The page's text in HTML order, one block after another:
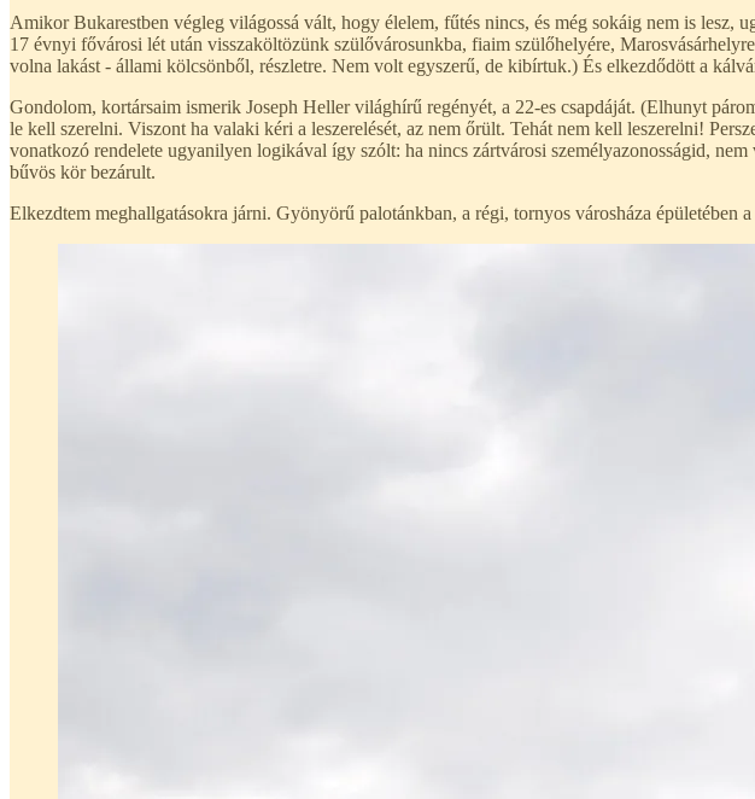
Amikor Bukarestben végleg világossá vált, hogy élelem, fűtés nincs, és még sokáig nem is lesz,
17 évnyi fővárosi lét után visszaköltözünk szülővárosunkba, fiaim szülőhelyére,
volna lakást - állami kölcsönből, részletre. Nem volt egyszerű, de kibírtuk.) És elkezdődött a
Gondolom, kortársaim ismerik Joseph Heller világhírű regényét, a 22-es csapdáját. (Elhunyt
le kell szerelni. Viszont ha valaki kéri a leszerelését, az nem őrült. Tehát nem kell leszerelni!
vonatkozó rendelete ugyanilyen logikával így szólt: ha nincs zártvárosi személyazonosságid,
bűvös kör bezárult.
Elkezdtem meghallgatásokra járni. Gyönyörű palotánkban, a régi, tornyos városháza épületében